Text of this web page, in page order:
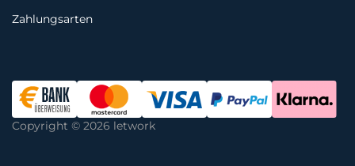
Zahlungsarten
Copyright © 2026 letwork